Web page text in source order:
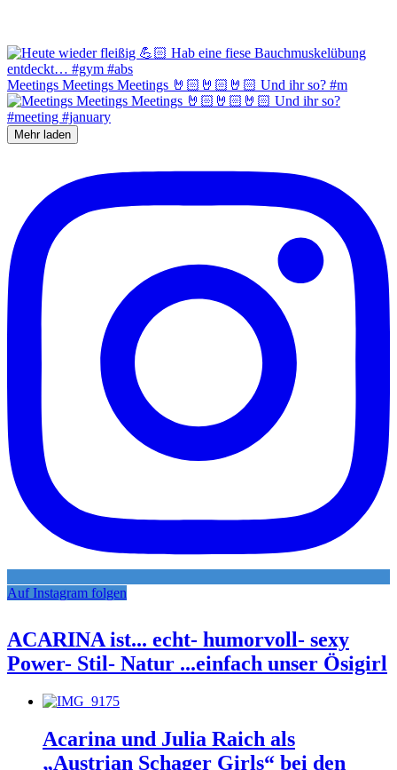
Meetings Meetings Meetings 🤘🏻🤘🏻🤘🏻 Und ihr so? #m
Mehr laden
Auf Instagram folgen
ACARINA ist... echt- humorvoll- sexy
Power- Stil- Natur ...einfach unser Ösigirl
Acarina und Julia Raich als
„Austrian Schager Girls“ bei den